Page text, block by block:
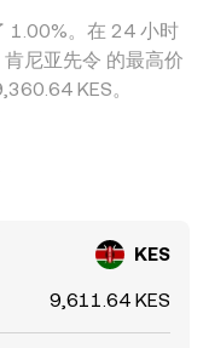
1.00%。在 24 小时
尼亚先令 的最高价
KES。
KES
9,611.64 KES